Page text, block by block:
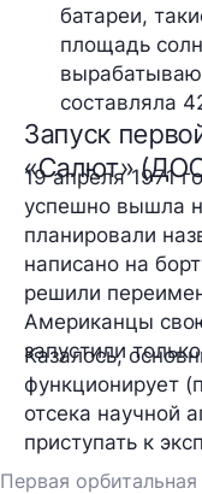
батареи,
площадь
составляла
Запуск
«Салют»
19 апреля 1971
успешно вышла
планировали
написано на
решили
Американцы
запустили
Казалось,
функционирует
отсека научной
приступать к
Первая